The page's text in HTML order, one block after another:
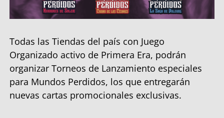
Todas las Tiendas del país con Juego
Organizado activo de Primera Era, podrán
organizar Torneos de Lanzamiento especiales
para Mundos Perdidos, los que entregarán
nuevas cartas promocionales exclusivas.